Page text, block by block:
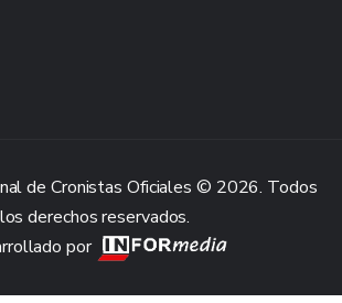
de Cronistas Oficiales © 2026. Todos
los derechos reservados.
por